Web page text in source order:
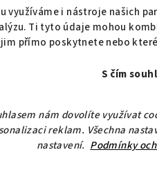
využíváme i nástroje našich
Ti tyto údaje mohou
přímo poskytnete nebo
S čím
nám dovolíte využívat
reklam. Všechna
nastavení. Podmínky